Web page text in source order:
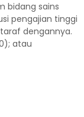
bidang sains
pengajian tinggi
dengannya.
atau